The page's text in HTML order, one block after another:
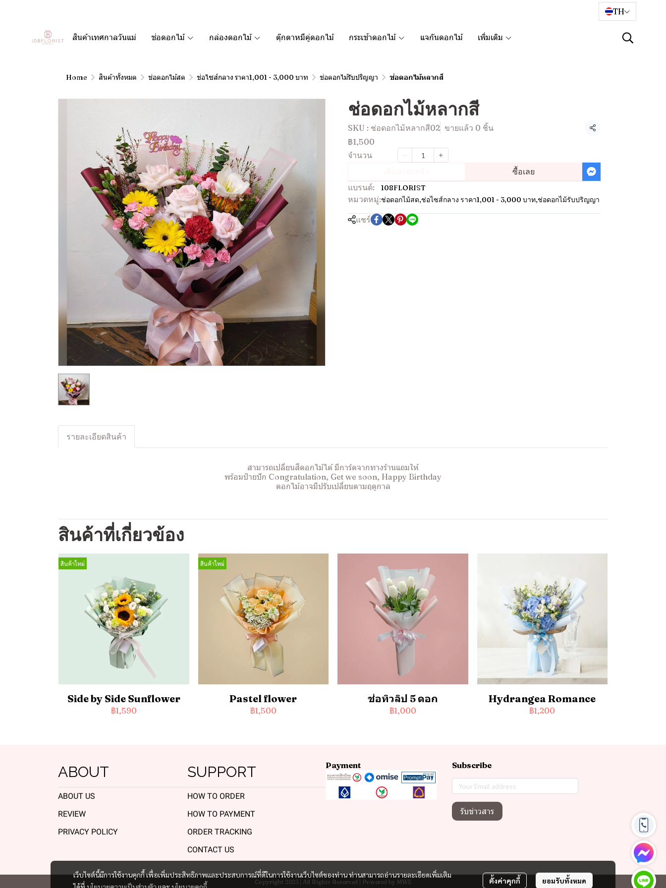
TH
สินค้าเทศกาลวันแม่ ช่อดอกไม้ กล่องดอกไม้ ตุ๊กตาหมีคู่ดอกไม้ กระเช้าดอกไม้ แจกันดอกไม้ เพิ่มเติม
Home สินค้าทั้งหมด ช่อดอกไม้สด ช่อไซส์กลาง ราคา1,001 - 3,000 บาท ช่อดอกไม้รับปริญญา ช่อดอกไม้หลากสี
ช่อดอกไม้หลากสี
SKU : ช่อดอกไม้หลากสี02 ขายแล้ว 0 ชิ้น
แชร์
฿1,500
จำนวน
ซื้อเลย
แบรนด์:
108FLORIST
หมวดหมู่:ช่อดอกไม้สด,ช่อไซส์กลาง ราคา1,001 - 3,000 บาท,ช่อดอกไม้รับปริญญา
แชร์
รายละเอียดสินค้า
สามารถเปลี่ยนสีดอกไม้ได้ มีการ์ดจากทางร้านแถมให้
พร้อมป้ายปัก Congratulation, Get we soon, Happy Birthday
ดอกไม้อาจมีปรับเปลี่ยนตามฤดูกาล
สินค้าที่เกี่ยวข้อง
สินค้าใหม่
Side by Side Sunflower
฿1,590
สินค้าใหม่
Pastel flower
฿1,500
ช่อทิวลิป 5 ดอก
฿1,000
Hydrangea Romance
฿1,200
เว็บไซต์นี้มีการใช้งานคุกกี้ เพื่อเพิ่มประสิทธิภาพและประสบการณ์ที่ดีในการใช้งานเว็บไซต์ของท่าน ท่านสามารถอ่านรายละเอียดเพิ่มเติม
ตั้งค่าคุกกี้ ยอมรับทั้งหมด
ABOUT
ABOUT US
REVIEW
PRIVACY POLICY
SUPPORT
HOW TO ORDER
HOW TO PAYMENT
ORDER TRACKING
CONTACT US
Payment Subscribe
รับข่าวสาร
Copyright 2023 | All Rights Reserved | Powered by MWE